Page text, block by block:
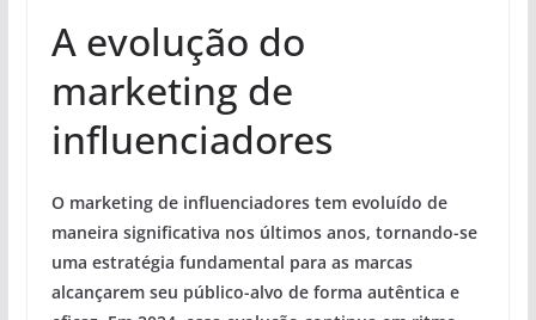
A evolução do
marketing de
influenciadores
O marketing de influenciadores tem evoluído de
maneira significativa nos últimos anos, tornando-se
uma estratégia fundamental para as marcas
alcançarem seu público-alvo de forma autêntica e